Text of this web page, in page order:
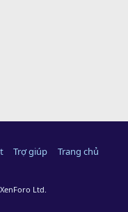
Trợ giúp Trang chủ
Ltd.